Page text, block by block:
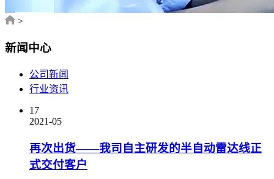
>
新闻中心
公司新闻
行业资讯
17
2021-05
再次出货——我司自主研发的半自动雷达线正
式交付客户